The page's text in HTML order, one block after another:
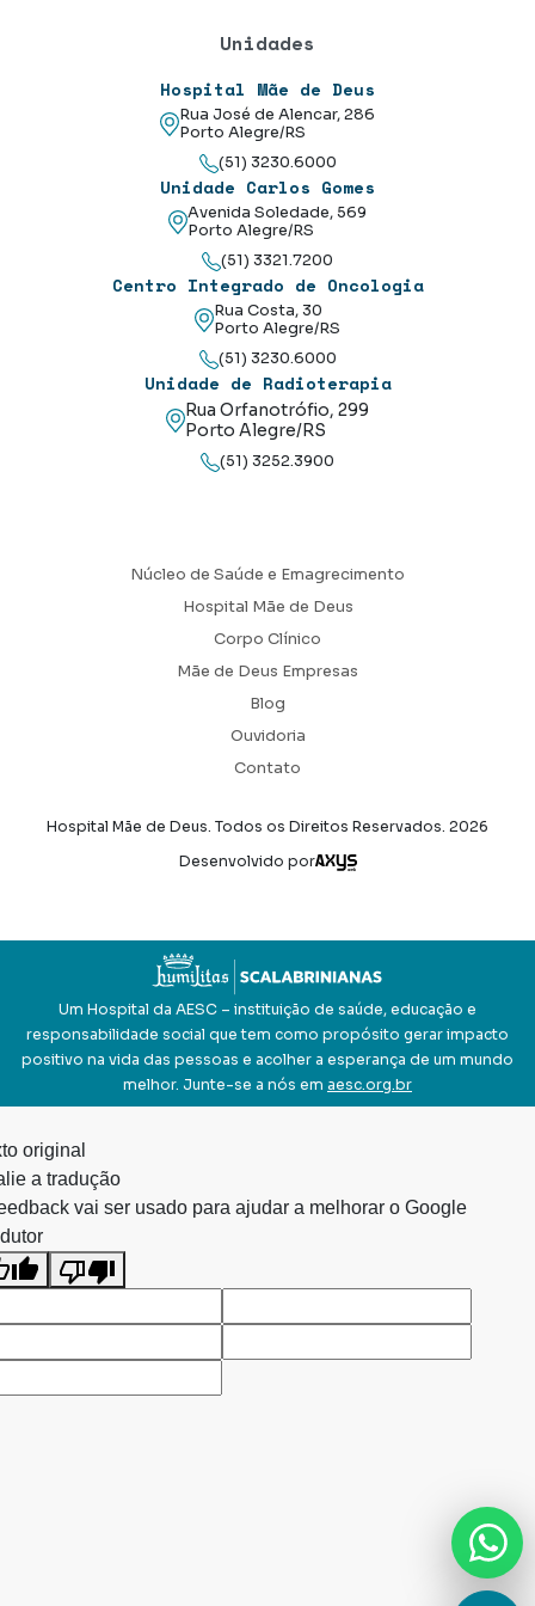
Unidades
Hospital Mãe de Deus
Rua José de Alencar, 286
Porto Alegre/RS
(51) 3230.6000
Unidade Carlos Gomes
Avenida Soledade, 569
Porto Alegre/RS
(51) 3321.7200
Centro Integrado de Oncologia
Rua Costa, 30
Porto Alegre/RS
(51) 3230.6000
Unidade de Radioterapia
Rua Orfanotrófio, 299
Porto Alegre/RS
(51) 3252.3900
Núcleo de Saúde e Emagrecimento
Hospital Mãe de Deus
Corpo Clínico
Mãe de Deus Empresas
Blog
Ouvidoria
Contato
Hospital Mãe de Deus. Todos os Direitos Reservados. 2026
Desenvolvido por
Axysweb
Um Hospital da AESC – instituição de saúde, educação e
responsabilidade social que tem como propósito gerar impacto
positivo na vida das pessoas e acolher a esperança de um mundo
melhor. Junte-se a nós em aesc.org.br
original
a tradução
vai ser usado para ajudar a melhorar o Google